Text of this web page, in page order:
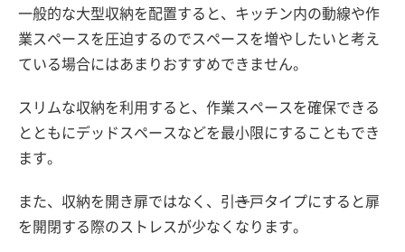
一般的な大型収納を配置すると、キッチン内の動線や作
業スペースを圧迫するのでスペースを増やしたいと考え
ている場合にはあまりおすすめできません。
スリムな収納を利用すると、作業スペースを確保できる
とともにデッドスペースなどを最小限にすることもでき
ます。
また、収納を開き扉ではなく、引き戸タイプにすると扉
を開閉する際のストレスが少なくなります。